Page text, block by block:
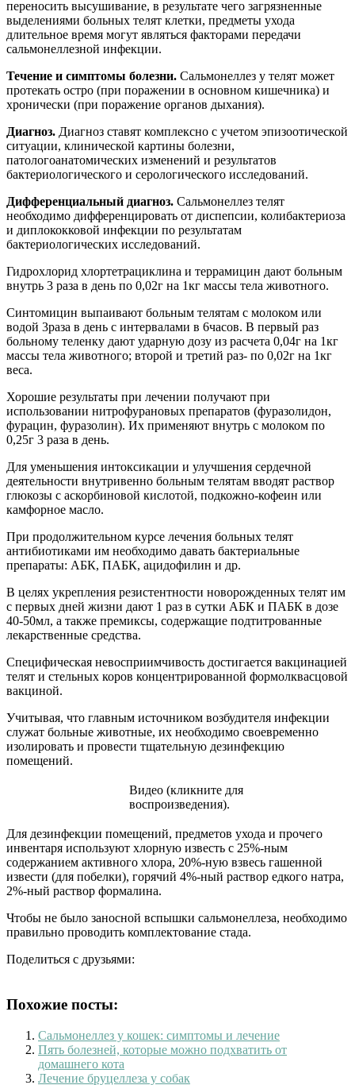
переносить высушивание, в результате чего загрязненные
выделениями больных телят клетки, предметы ухода
длительное время могут являться факторами передачи
сальмонеллезной инфекции.
Течение и симптомы болезни. Сальмонеллез у телят может
протекать остро (при поражении в основном кишечника) и
хронически (при поражение органов дыхания).
Диагноз. Диагноз ставят комплексно с учетом эпизоотической
ситуации, клинической картины болезни,
патологоанатомических изменений и результатов
бактериологического и серологического исследований.
Дифференциальный диагноз. Сальмонеллез телят
необходимо дифференцировать от диспепсии, колибактериоза
и диплококковой инфекции по результатам
бактериологических исследований.
Гидрохлорид хлортетрациклина и террамицин дают больным
внутрь 3 раза в день по 0,02г на 1кг массы тела животного.
Синтомицин выпаивают больным телятам с молоком или
водой 3раза в день с интервалами в 6часов. В первый раз
больному теленку дают ударную дозу из расчета 0,04г на 1кг
массы тела животного; второй и третий раз- по 0,02г на 1кг
веса.
Хорошие результаты при лечении получают при
использовании нитрофурановых препаратов (фуразолидон,
фурацин, фуразолин). Их применяют внутрь с молоком по
0,25г 3 раза в день.
Для уменьшения интоксикации и улучшения сердечной
деятельности внутривенно больным телятам вводят раствор
глюкозы с аскорбиновой кислотой, подкожно-кофеин или
камфорное масло.
При продолжительном курсе лечения больных телят
антибиотиками им необходимо давать бактериальные
препараты: АБК, ПАБК, ацидофилин и др.
В целях укрепления резистентности новорожденных телят им
с первых дней жизни дают 1 раз в сутки АБК и ПАБК в дозе
40-50мл, а также премиксы, содержащие подтитрованные
лекарственные средства.
Специфическая невосприимчивость достигается вакцинацией
телят и стельных коров концентрированной формолквасцовой
вакциной.
Учитывая, что главным источником возбудителя инфекции
служат больные животные, их необходимо своевременно
изолировать и провести тщательную дезинфекцию
помещений.
Видео (кликните для
воспроизведения).
Для дезинфекции помещений, предметов ухода и прочего
инвентаря используют хлорную известь с 25%-ным
содержанием активного хлора, 20%-ную взвесь гашенной
извести (для побелки), горячий 4%-ный раствор едкого натра,
2%-ный раствор формалина.
Чтобы не было заносной вспышки сальмонеллеза, необходимо
правильно проводить комплектование стада.
Поделиться с друзьями:
Похожие посты:
Сальмонеллез у кошек: симптомы и лечение
Пять болезней, которые можно подхватить от
домашнего кота
Лечение бруцеллеза у собак